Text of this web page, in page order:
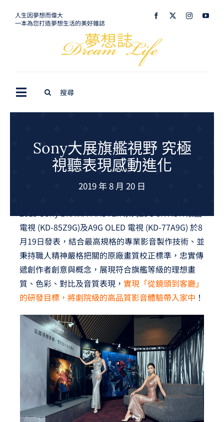
人生因夢想而偉大
一本為您打造夢想生活的美好雜誌
Toggle
Navigation
生活美學
夢想TV
GCU大賽
夢想購物
Sony大展旗艦視野 究極
視聽表現感動進化
2019 年 8 月 20 日
2019 Sony BRAVIA MASTER 系列Z9G 8K HDR 液晶
電視 (KD-85Z9G)及A9G OLED 電視 (KD-77A9G) 於8
月19日發表，結合最高規格的專業影音製作技術、並
秉持職人精神嚴格把關的原廠畫質校正標準，忠實傳
遞創作者創意與概念，展現符合旗艦等級的理想畫
質、色彩、對比及音質表現， 實現「從鏡頭到客廳」
的研發目標，將劇院級的高品質影音體驗帶入家中 ！